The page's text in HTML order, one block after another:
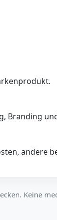
Branding
andere
Keine